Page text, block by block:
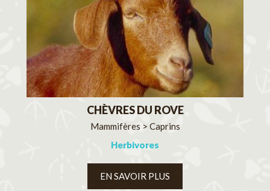
CHÈVRES DU ROVE
Mammifères > Caprins
Herbivores
EN SAVOIR PLUS